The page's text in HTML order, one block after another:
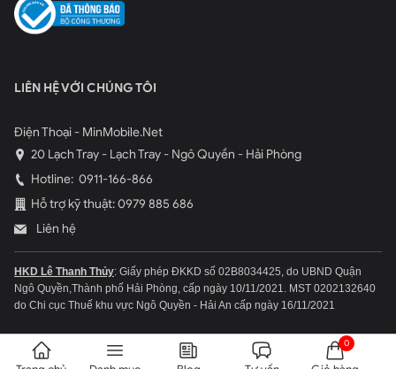
LIÊN HỆ VỚI CHÚNG TÔI
Điện Thoại - MinMobile.Net
20 Lạch Tray - Lạch Tray - Ngô Quyền - Hải Phòng
Hotline: 0911-166-866
Hỗ trợ kỹ thuật: 0979 885 686
Liên hệ
HKD Lê Thanh Thủy: Giấy phép ĐKKD số 02B8034425, do UBND Quận
Ngô Quyền,Thành phố Hải Phòng, cấp ngày 10/11/2021. MST 0202132640
do Chi cục Thuế khu vực Ngô Quyền - Hải An cấp ngày 16/11/2021
0